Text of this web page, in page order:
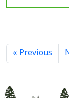
« Previous